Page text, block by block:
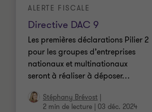
Directive DAC 9
ALERTE FISCALE
Les premières déclarations Pilier 2
pour les groupes d’entreprises
nationaux et multinationaux
seront à réaliser à déposer…
Stéphany Brévost |
2 min de lecture | 03 déc. 2024